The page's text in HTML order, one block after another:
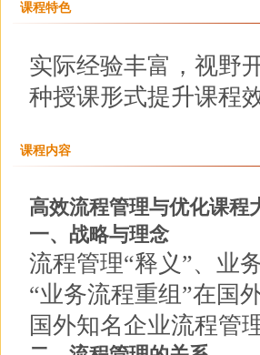
课程特色
实际经验丰富，视野
种授课形式提升课程效
课程内容
高效流程管理与优化课程
一、战略与理念
流程管理“释义”、业
“业务流程重组”在国
国外知名企业流程管